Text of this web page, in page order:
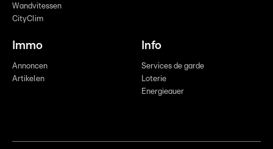
Wandvitessen
CityClim
Immo
Annoncen
Artikelen
Info
Services de garde
Loterie
Energieauer